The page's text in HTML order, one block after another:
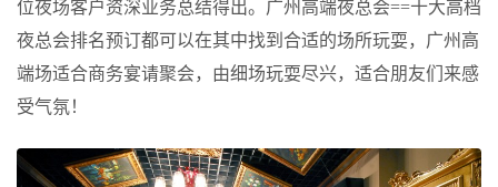
位夜场客户资深业务总结得出。广州高端夜总会==十大高档
夜总会排名预订都可以在其中找到合适的场所玩耍，广州高
端场适合商务宴请聚会，由细场玩耍尽兴，适合朋友们来感
受气氛！